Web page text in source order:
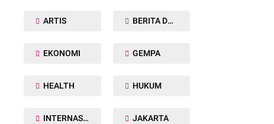
ARTIS BERITA DAERAH
EKONOMI GEMPA
HEALTH HUKUM
INTERNASIONAL JAKARTA